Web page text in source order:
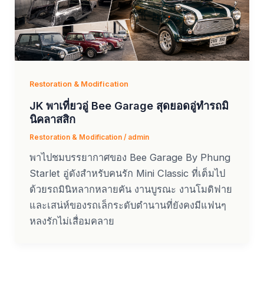
Restoration & Modification
JK พาเที่ยวอู่ Bee Garage สุดยอดอู่ทำรถมิ
นิคลาสสิก
Restoration & Modification/ admin
พาไปชมบรรยากาศของ Bee Garage By Phung
Starlet อู่ดังสำหรับคนรัก Mini Classic ที่เต็มไป
ด้วยรถมินิหลากหลายคัน งานบูรณะ งานโมดิฟาย
และเสน่ห์ของรถเล็กระดับตำนานที่ยังคงมีแฟนๆ
หลงรักไม่เสื่อมคลาย